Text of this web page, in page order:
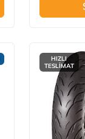
HIZLI
TESLİMAT